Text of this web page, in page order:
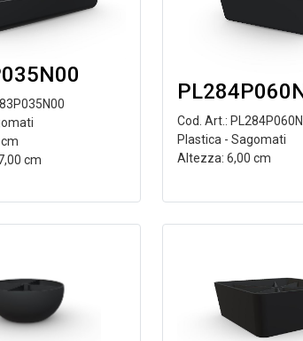
cm
Cod. Art.:
Plastica - Sagomati
Altezza: 6,00 cm